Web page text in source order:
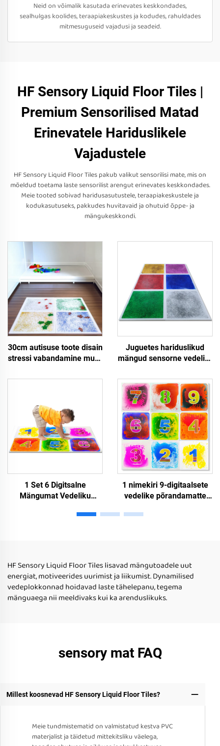
Neid on võimalik kasutada erinevates keskkondades,
sealhulgas koolides, teraapiakeskustes ja kodudes, rahuldades
mitmesuguseid vajadusi ja seadeid.
HF Sensory Liquid Floor Tiles |
Premium Sensorilised Matad
Erinevatele Hariduslikele
Vajadustele
HF Sensory Liquid Floor Tiles pakub valikut sensorilisi mate, mis on
mõeldud toetama laste sensorilist arengut erinevates keskkondades.
Meie tooted sobivad haridusasutustele, teraapiakeskustele ja
kodukasutuseks, pakkudes huvitavaid ja ohutuid õppe- ja
mängukeskkondi.
30cm autisuse toote disain
stressi vabandamine mure
põrandaplaad sensorne
Juguetes hariduslikud
mängud sensorne vedelik-
põrandaplaadid autistlike
fidget-lastena
1 Set 6 Digitsalne
Mängumat Vedeliku
Mängule Hariduslik
1 nimekiri 9-digitaalsete
vedelike põrandamatte
mänguks haridusliku
HF Sensory Liquid Floor Tiles lisavad mängutoadele uut
energiat, motiveerides uurimist ja liikumist. Dynamilised
vedeplokkonnad hoidavad laste tähelepanu, tegema
mänguaega nii meeldivaks kui ka arenduslikuks.
sensory mat FAQ
Millest koosnevad HF Sensory Liquid Floor Tiles?
Meie tundmistematid on valmistatud kestva PVC
materjalist ja täidetud mittekitsliku väelega,